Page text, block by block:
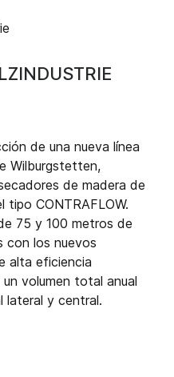
de una nueva línea
Wilburgstetten,
de madera de
CONTRAFLOW.
75 y 100 metros de
con los nuevos
alta eficiencia
volumen total anual
lateral y central.